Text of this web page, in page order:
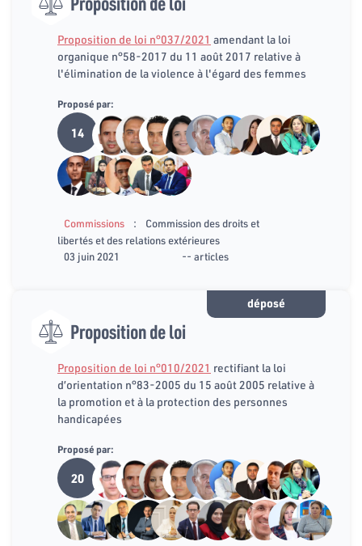
Proposition de loi n°037/2021 amendant la loi
organique n°58-2017 du 11 août 2017 relative à
l'élimination de la violence à l'égard des femmes
Proposé par:
14
Commissions :
Commission des droits et
libertés et des relations extérieures
03 juin 2021
-- articles
déposé
Proposition de loi
Proposition de loi n°010/2021 rectifiant la loi
d’orientation n°83-2005 du 15 août 2005 relative à
la promotion et à la protection des personnes
handicapées
Proposé par:
20